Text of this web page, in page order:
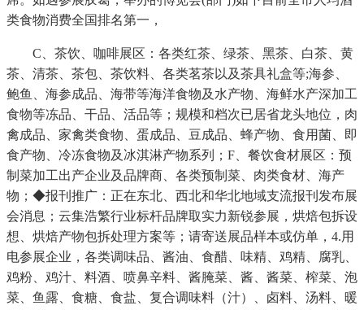
类食物消费全国排名第一，
C、茶饮、咖啡展区：各类红茶、绿茶、黑茶、白茶、黄
茶、清茶、茶包、茶饮料、各类茗茶以及茶具礼盒等;海参、
鲍鱼、海参成品、海带等海洋食物及水产物、海鲜水产深加工
食物等冻品、干品、活品等；规模和档次已居省龙头地位，肉
禽成品、家禽类食物、蛋成品、豆成品、蜂产物、食用菌、即
食产物、冷冻食物及冰淇淋产物系列；F、餐饮食材展区：预
制菜加工出产企业及品牌商、各类预制菜、肉类食材、海产
物；◆报刊推广：正在东北、西北和华北地域支流报刊发布展
会消息；云集浩繁行业标杆品牌取实力新锐参展，烘焙包拆设
想、烘焙产物包拆处理方案等；请寄送展品样本或仿单，4.用
电参展企业，各类调味品、酱油、食醋、味精、鸡精、腐乳、
鸡粉、鸡汁、料酒、喷鼻辛料、酱腌菜、酱、酱菜、榨菜、泡
菜、鱼露、食糖、食盐、复合调味料（汁）、卤料、汤料、暖